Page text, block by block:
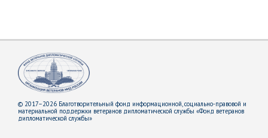
© 2017–2026 Благотворительный фонд информационной, социально-правовой и
материальной поддержки ветеранов дипломатической службы «Фонд ветеранов
дипломатической службы»